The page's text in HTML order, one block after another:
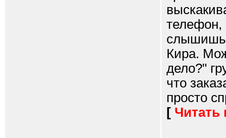
телефон,
слышишь
Кира.
дело?"
что
просто
[ Читать